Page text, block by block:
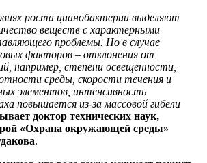
роста цианобактерии выделяют
веществ с характерными
проблемы. Но в случае
факторов – отклонения от
например, степени освещенности,
среды, скорости течения и
элементов, интенсивность
повышается из-за массовой гибели
доктор технических наук,
«Охрана окружающей среды»
.